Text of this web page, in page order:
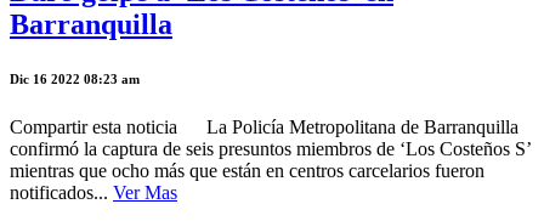
Barranquilla
Dic 16 2022 08:23 am
Compartir esta noticia La Policía Metropolitana de Barranquilla
confirmó la captura de seis presuntos miembros de ‘Los Costeños S’
mientras que ocho más que están en centros carcelarios fueron
notificados... Ver Mas